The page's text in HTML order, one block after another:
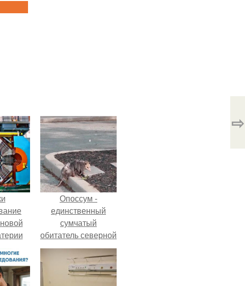
⇨
Опоссум -
единственный
сумчатый
обитатель северной
америки.